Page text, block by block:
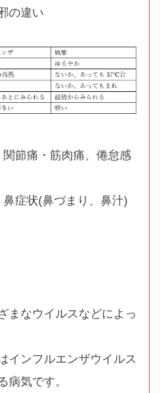
の違い
節痛・筋肉痛、倦怠感
症状(鼻づまり、鼻汁)
まなウイルスなどによっ
インフルエンザウイルス
病気です。